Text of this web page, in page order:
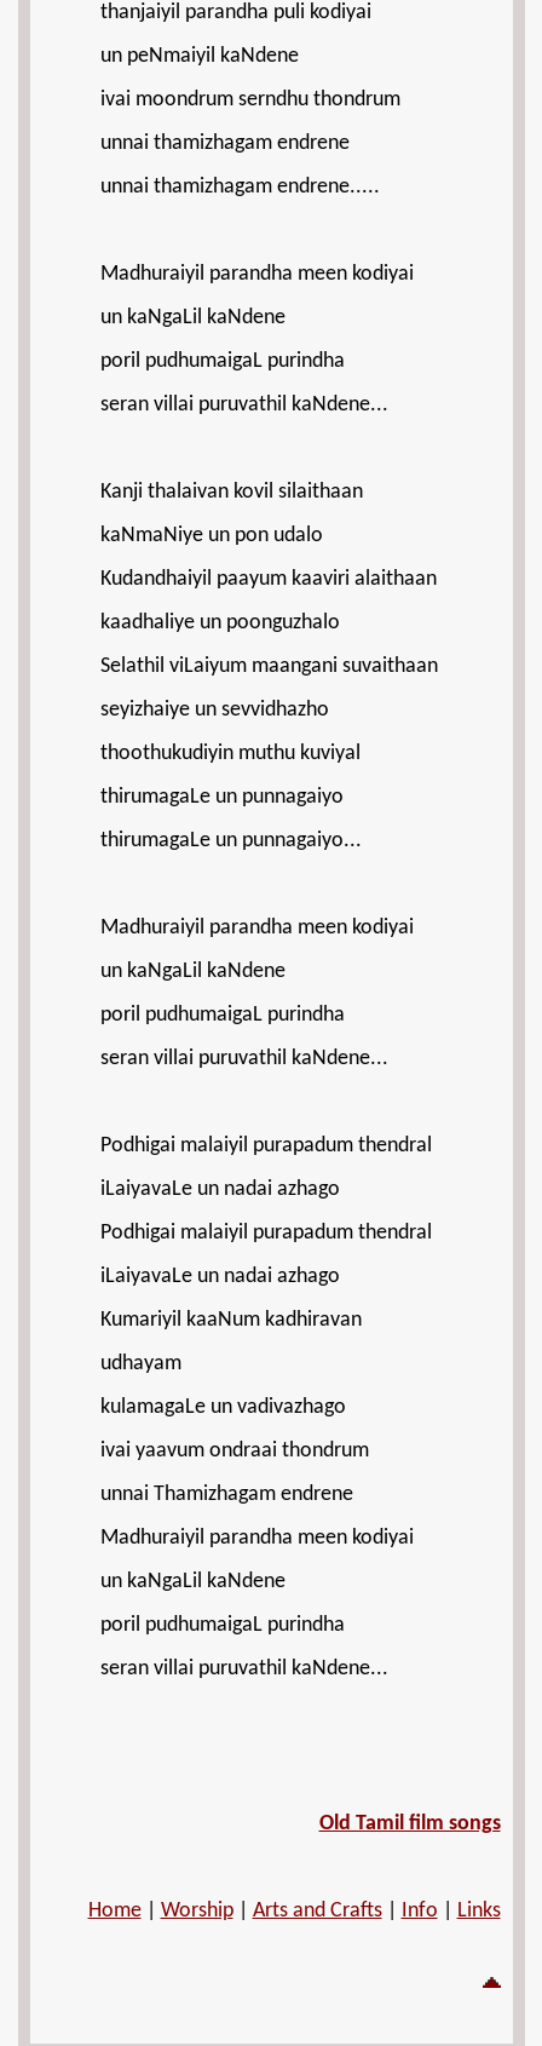
thanjaiyil parandha puli kodiyai
un peNmaiyil kaNdene
ivai moondrum serndhu thondrum
unnai thamizhagam endrene
unnai thamizhagam endrene.....
Madhuraiyil parandha meen kodiyai
un kaNgaLil kaNdene
poril pudhumaigaL purindha
seran villai puruvathil kaNdene...
Kanji thalaivan kovil silaithaan
kaNmaNiye un pon udalo
Kudandhaiyil paayum kaaviri alaithaan
kaadhaliye un poonguzhalo
Selathil viLaiyum maangani suvaithaan
seyizhaiye un sevvidhazho
thoothukudiyin muthu kuviyal
thirumagaLe un punnagaiyo
thirumagaLe un punnagaiyo...
Madhuraiyil parandha meen kodiyai
un kaNgaLil kaNdene
poril pudhumaigaL purindha
seran villai puruvathil kaNdene...
Podhigai malaiyil purapadum thendral
iLaiyavaLe un nadai azhago
Podhigai malaiyil purapadum thendral
iLaiyavaLe un nadai azhago
Kumariyil kaaNum kadhiravan
udhayam
kulamagaLe un vadivazhago
ivai yaavum ondraai thondrum
unnai Thamizhagam endrene
Madhuraiyil parandha meen kodiyai
un kaNgaLil kaNdene
poril pudhumaigaL purindha
seran villai puruvathil kaNdene...
Old Tamil film songs
Home| Worship| Arts and Crafts| Info Links